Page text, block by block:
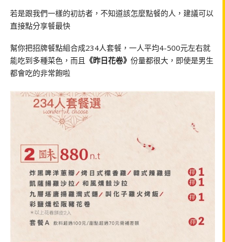
若是跟我們一樣的初訪者，不知道該怎麼點餐的人，建議可以
直接點分享餐最快
幫你把招牌餐點組合成234人套餐，一人平均4-500元左右就
能吃到多種菜色，而且 《昨日花卷》 份量都很大，即使是男生
都會吃的非常飽啦